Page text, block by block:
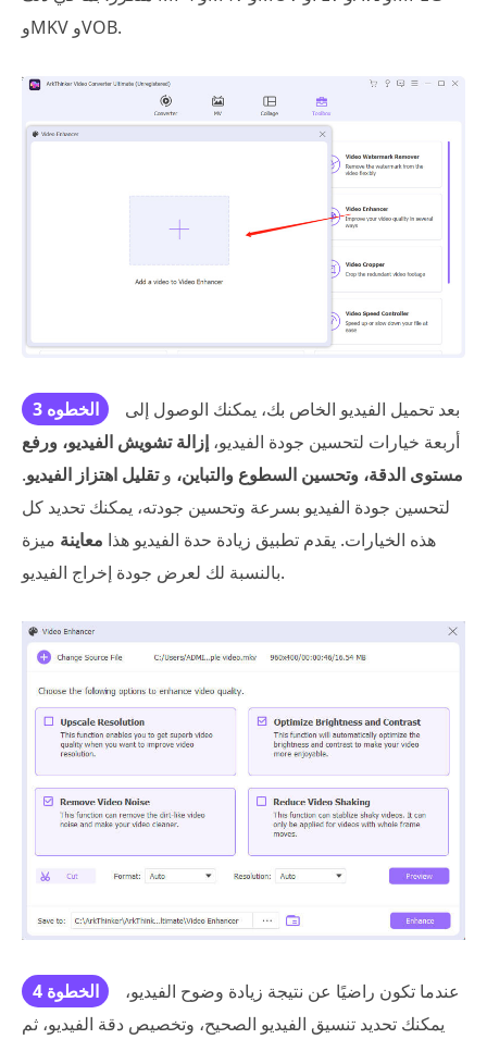
وMKV وVOB.
الخطوه 3
بعد تحميل الفيديو الخاص بك، يمكنك الوصول إلى
أربعة خيارات لتحسين جودة الفيديو، إزالة تشويش الفيديو، ورفع
مستوى الدقة، وتحسين السطوع والتباين، وتقليل اهتزاز الفيديو.
لتحسين جودة الفيديو بسرعة وتحسين جودته، يمكنك تحديد كل
هذه الخيارات. يقدم تطبيق زيادة حدة الفيديو هذا معاينة ميزة
بالنسبة لك لعرض جودة إخراج الفيديو.
الخطوة 4
عندما تكون راضيًا عن نتيجة زيادة وضوح الفيديو،
يمكنك تحديد تنسيق الفيديو الصحيح، وتخصيص دقة الفيديو، ثم